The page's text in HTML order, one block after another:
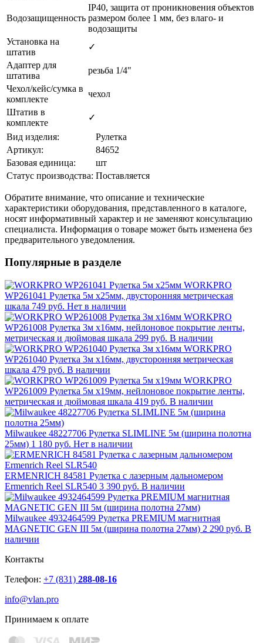
Водозащищенность
IP40, защита от проникновения объектов
размером более 1 мм, без влаго- и
водозащиты
Установка на
штатив
✓
Адаптер для
штатива
резьба 1/4"
Чехол/кейс/сумка в
комплекте
чехол
Штатив в
комплекте
✓
Вид изделия:
Рулетка
Артикул:
84652
Базовая единица:
шт
Статус производства: Поставляется
Обратите внимание, что описание и технические
характеристики оборудования, представленного в каталоге,
носят информативный характер и не заменяют консультацию
специалиста. Информация о товаре может быть изменена без
предварительного уведомления.
Популярные в разделе
WORKPRO
WP261041 Рулетка 5м х25мм, двусторонняя метрическая
шкала 749 руб. Нет в наличии
WORKPRO
WP261008 Рулетка 3м x16мм, нейлоновое покрытие ленты,
метрическая и дюймовая шкала 299 руб. В наличии
WORKPRO
WP261040 Рулетка 3м х16мм, двусторонняя метрическая
шкала 479 руб. В наличии
WORKPRO
WP261009 Рулетка 5м x19мм, нейлоновое покрытие ленты,
метрическая и дюймовая шкала 419 руб. В наличии
Milwaukee 48227706 Рулетка SLIMLINE 5м (ширина полотна
25мм) 1 180 руб. Нет в наличии
ERMENRICH 84581 Рулетка с лазерным дальномером
Ermenrich Reel SLR540 3 390 руб. В наличии
Milwaukee 4932464599 Рулетка PREMIUM магнитная
MAGNETIC GEN III 5м (ширина полотна 27мм) 2 290 руб. В
наличии
Контакты
Телефон: +7 (831) 288-08-16
info@vlan.pro
Принимаем к оплате